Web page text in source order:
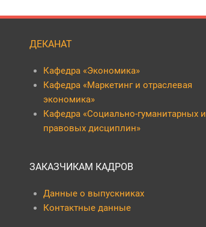
ДЕКАНАТ
Кафедра «Экономика»
Кафедра «Маркетинг и отраслевая
экономика»
Кафедра «Социально-гуманитарных и
правовых дисциплин»
ЗАКАЗЧИКАМ КАДРОВ
Данные о выпускниках
Контактные данные